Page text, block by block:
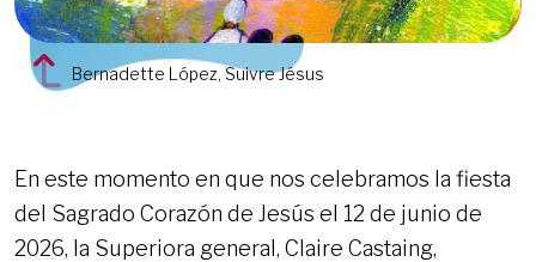
Bernadette López, Suivre Jésus
En este momento en que nos celebramos la fiesta
del Sagrado Corazón de Jesús el 12 de junio de
2026, la Superiora general, Claire Castaing,